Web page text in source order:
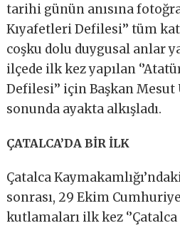
tarihi günün anısına
Kıyafetleri Defilesi’’ tüm
coşku dolu duygusal anlar
ilçede ilk kez yapılan
Defilesi’’ için Başkan
sonunda ayakta alkışladı.
ÇATALCA’DA BİR İLK
Çatalca
sonrası, 29 Ekim
kutlamaları ilk kez